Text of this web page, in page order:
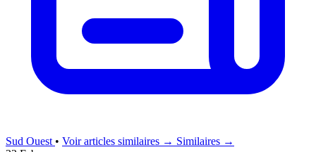
Sud Ouest • Voir articles similaires → Similaires →